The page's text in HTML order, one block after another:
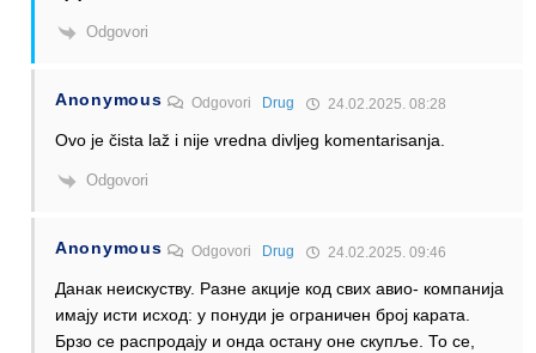
Odgovori
Anonymous Odgovori Drug 24.02.2025. 08:28
Ovo je čista laž i nije vredna divljeg komentarisanja.
Odgovori
Anonymous Odgovori Drug 24.02.2025. 09:46
Данак неискуству. Разне акције код свих авио- компанија
имају исти исход: у понуди је ограничен број карата.
Брзо се распродају и онда остану оне скупље. То се,